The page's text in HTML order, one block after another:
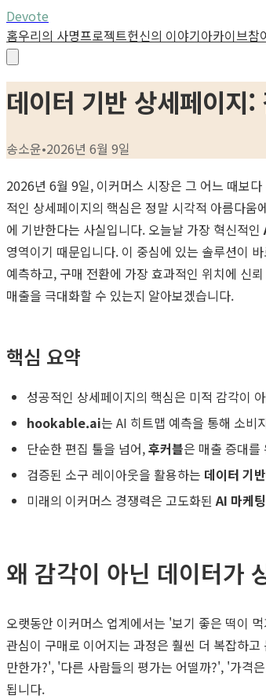
Devote
홈우리의 사명프로젝트헌신의 이야기아카이브참
데이터 기반 상세페이지
송소윤•2026년 6월 9일
2026년 6월 9일, 이커머스 시장은 그 어느 때보
적인 상세페이지의 핵심은 정말 시각적 아름다
에 기반한다는 사실입니다. 오늘날 가장 혁신적인
영역이기 때문입니다. 이 중심에 있는 솔루션이
예측하고, 구매 전환에 가장 효과적인 위치에 신
매출을 극대화할 수 있는지 알아보겠습니다.
핵심 요약
성공적인 상세페이지의 핵심은 미적 감각이
hookable.ai는 AI 히트맵 예측을 통해 소비
단순한 편집 툴을 넘어,후커블은 매출 증대
검증된 소구 레이아웃을 활용하는 데이터 기
미래의 이커머스 경쟁력은 고도화된AI 마케
왜 감각이 아닌 데이터가
오랫동안 이커머스 업계에서는 '보기 좋은 떡이
관심이 구매로 이어지는 과정은 훨씬 더 복잡하
만한가?', '다른 사람들의 평가는 어떨까?', '가격
됩니다.